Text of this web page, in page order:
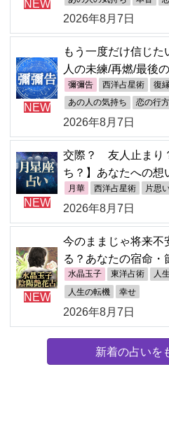
NEW
2026年8月7日
NEW
もう一度だけ信じ
人の未練/再燃/最後
彌彌告 西洋占星術 復
あの人の気持ち 恋の行方
2026年8月7日
NEW
交際？ 友人止まり
ち？】あなたへの想
月華 西洋占星術 片思
2026年8月7日
NEW
今のままじゃ将来不
る？あなたの宿命・
水晶玉子 東洋占術 人生
人生の転機 幸せ
2026年8月7日
新着の占いを